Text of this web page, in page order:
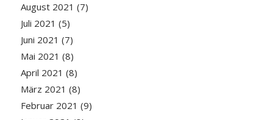
August 2021 (7)
Juli 2021 (5)
Juni 2021 (7)
Mai 2021 (8)
April 2021 (8)
März 2021 (8)
Februar 2021 (9)